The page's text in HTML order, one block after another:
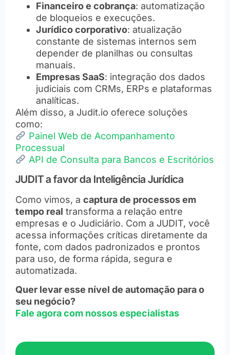
Financeiro e cobrança: automatização
de bloqueios e execuções.
Jurídico corporativo: atualização
constante de sistemas internos sem
depender de planilhas ou consultas
manuais.
Empresas SaaS: integração dos dados
judiciais com CRMs, ERPs e plataformas
analíticas.
Além disso, a Judit.io oferece soluções
como:
Painel Web de Acompanhamento
Processual
API de Consulta para Bancos e Escritórios
JUDIT a favor da Inteligência Jurídica
Como vimos, a captura de processos em
tempo real transforma a relação entre
empresas e o Judiciário. Com a JUDIT, você
acessa informações críticas diretamente da
fonte, com dados padronizados e prontos
para uso, de forma rápida, segura e
automatizada.
Quer levar esse nível de automação para o
seu negócio?
Fale agora com nossos especialistas